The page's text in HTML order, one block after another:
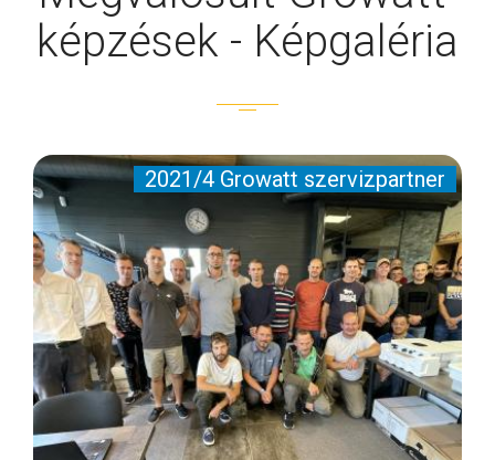
képzések - Képgaléria
2021/4 Growatt szervizpartner